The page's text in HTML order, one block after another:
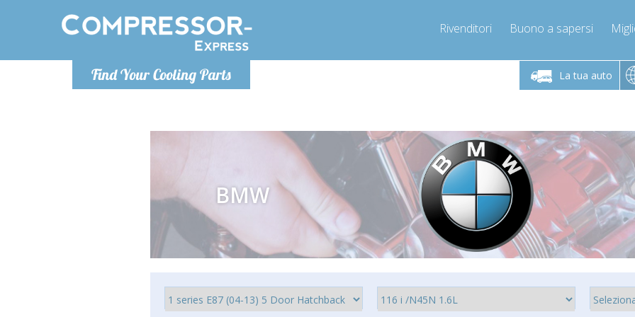
Find Your Cooling Parts
Rivenditori Buono a sapersi
La tua auto
Lunedì-Venerdì 9-12 / 14-17
Chiamaci!
+393278892946
Lunedì-
BMW